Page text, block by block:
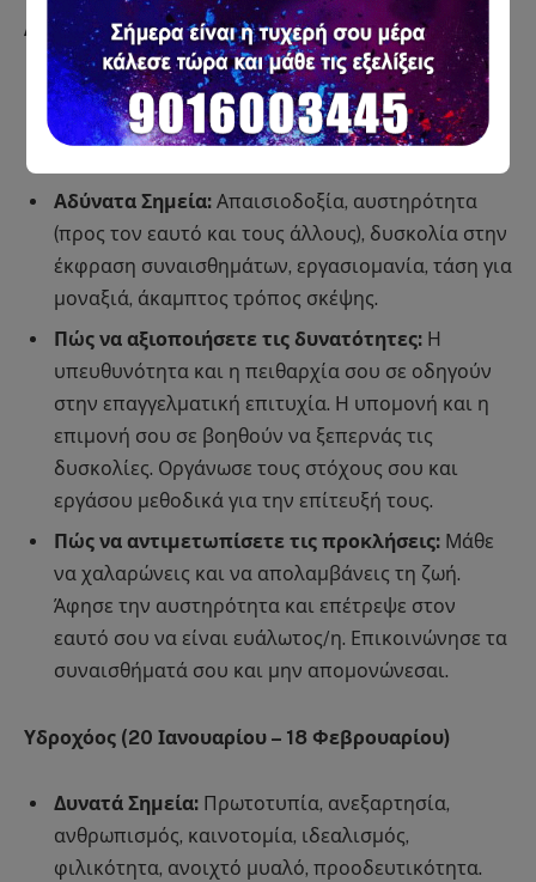
Αιγόκερως (22 Δεκεμβρίου – 19 Ιανουαρίου)
Δυνατά Σημεία:Υπευθυνότητα, φιλοδοξία,
πειθαρχία, υπομονή, πρακτικότητα, σοβαρότητα,
Αδύνατα Σημεία: Απαισιοδοξία, αυστηρότητα
(προς τον εαυτό και τους άλλους), δυσκολία στην
έκφραση συναισθημάτων, εργασιομανία, τάση για
μοναξιά, άκαμπτος τρόπος σκέψης.
Πώς να αξιοποιήσετε τις δυνατότητες: Η
υπευθυνότητα και η πειθαρχία σου σε οδηγούν
στην επαγγελματική επιτυχία. Η υπομονή και η
επιμονή σου σε βοηθούν να ξεπερνάς τις
δυσκολίες. Οργάνωσε τους στόχους σου και
εργάσου μεθοδικά για την επίτευξή τους.
Πώς να αντιμετωπίσετε τις προκλήσεις: Μάθε
να χαλαρώνεις και να απολαμβάνεις τη ζωή.
Άφησε την αυστηρότητα και επέτρεψε στον
εαυτό σου να είναι ευάλωτος/η. Επικοινώνησε τα
συναισθήματά σου και μην απομονώνεσαι.
Υδροχόος (20 Ιανουαρίου – 18 Φεβρουαρίου)
Δυνατά Σημεία: Πρωτοτυπία, ανεξαρτησία,
ανθρωπισμός, καινοτομία, ιδεαλισμός,
φιλικότητα, ανοιχτό μυαλό, προοδευτικότητα.